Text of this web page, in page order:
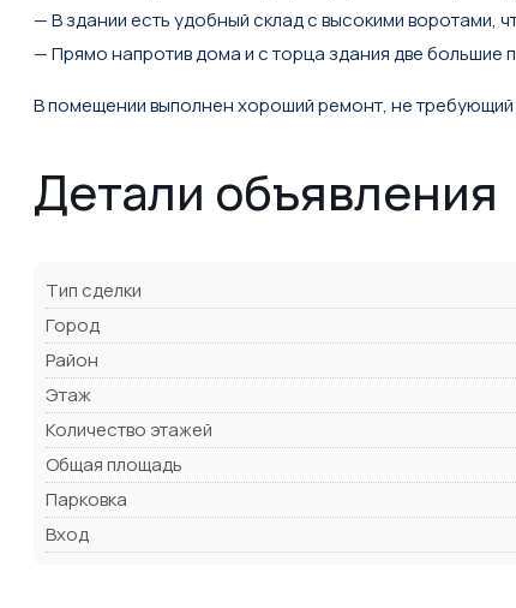
— В здании есть удобный склад с высокими воротами,
— Прямо напротив дома и с торца здания две большие
В помещении выполнен хороший ремонт, не требующий
Детали объявления
Тип сделки
Город
Район
Этаж
Количество этажей
Общая площадь
Парковка
Вход